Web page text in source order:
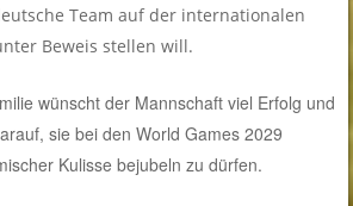
Team auf der internationalen
Beweis stellen will.
wünscht der Mannschaft viel Erfolg und
siebei den World Games 2029
Kulisse bejubeln zu dürfen.